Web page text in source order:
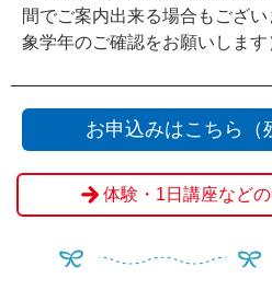
間でご案内出来る場合もござ
象学年のご確認をお願いします
お申込みはこちら（
体験・1日講座など